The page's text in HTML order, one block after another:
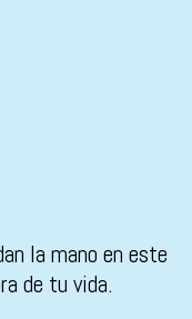
la mano en este
de tu vida.